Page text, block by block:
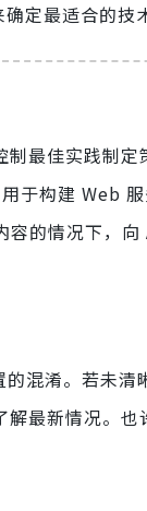
定最适合的技
最佳实践制
于构建 Web
的情况下，向
混淆。若未清
最新情况。